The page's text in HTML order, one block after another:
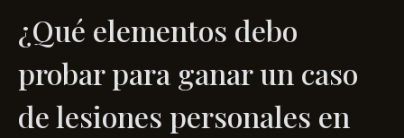
¿Qué elementos debo
probar para ganar un caso
de lesiones personales en